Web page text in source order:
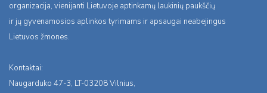
organizacija, vienijanti Lietuvoje aptinkamų laukinių paukščių
ir jų gyvenamosios aplinkos tyrimams ir apsaugai neabejingus
Lietuvos žmones.
Kontaktai:
Naugarduko 47-3, LT-03208 Vilnius,